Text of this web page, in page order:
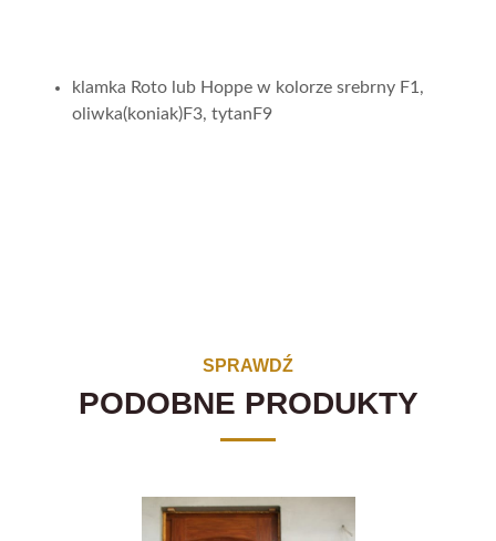
klamka Roto lub Hoppe w kolorze srebrny F1,
oliwka(koniak)F3, tytanF9
SPRAWDŹ
PODOBNE PRODUKTY